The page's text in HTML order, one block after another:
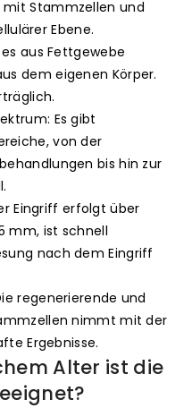
mit Stammzellen und
Ebene.
aus Fettgewebe
dem eigenen Körper.
Es gibt
von der
bis hin zur
Eingriff erfolgt über
mm, ist schnell
nach dem Eingriff
regenerierende und
nimmt mit der
Ergebnisse.
Alter ist die